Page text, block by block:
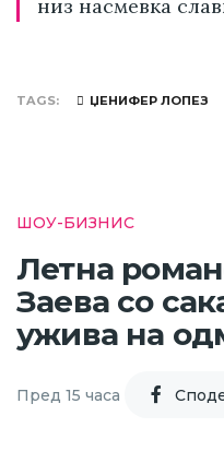
низ насмевка
TAGS ЏЕНИФЕР ЛОПЕЗ
ШОУ-БИЗНИС
Летна
Заева со
ужива на
Пред 15 часа